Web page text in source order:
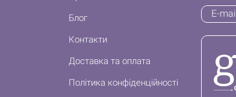
Блог
Контакти
Доставка та оплата
Політика конфіденційності